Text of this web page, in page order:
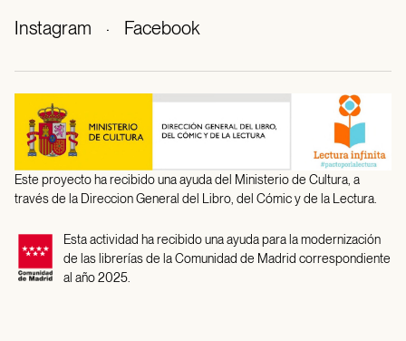
Instagram · Facebook
Este proyecto ha recibido una ayuda del Ministerio de Cultura, a
través de la Direccion General del Libro, del Cómic y de la Lectura.
Esta actividad ha recibido una ayuda para la modernización
de las librerías de la Comunidad de Madrid correspondiente
al año 2025.